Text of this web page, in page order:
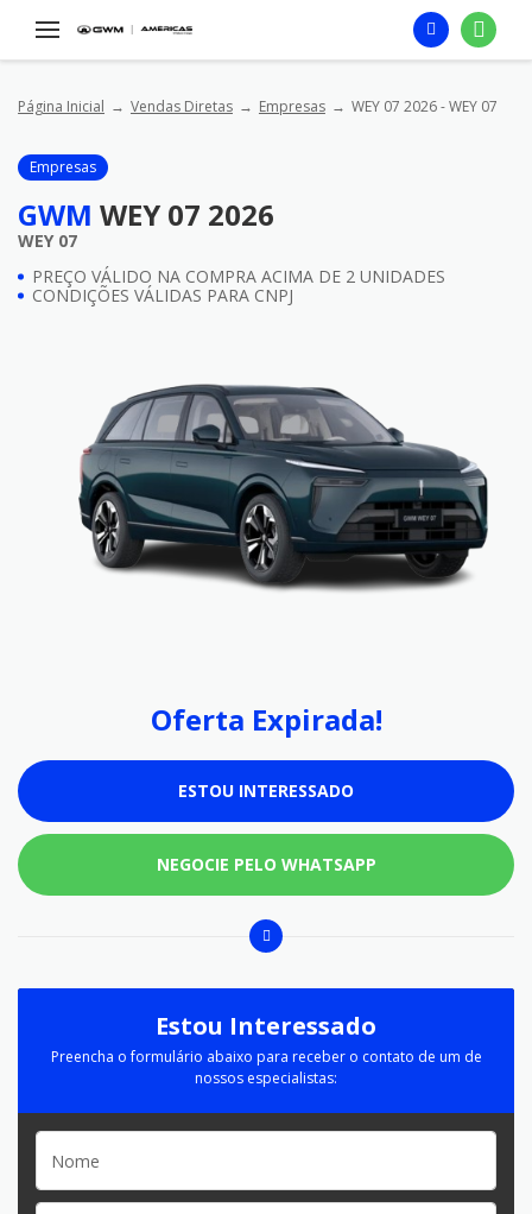
Página Inicial Vendas Diretas Empresas WEY 07 2026 - WEY 07
Empresas
GWM WEY 07 2026
WEY 07
PREÇO VÁLIDO NA COMPRA ACIMA DE 2 UNIDADES
CONDIÇÕES VÁLIDAS PARA CNPJ
Oferta Expirada!
ESTOU INTERESSADO
NEGOCIE PELO WHATSAPP
Estou Interessado
Preencha o formulário abaixo para receber o contato de um de
nossos especialistas: